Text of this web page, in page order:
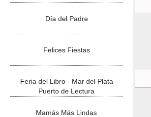
Día del Padre
Felices Fiestas
Feria del Libro - Mar del Plata
Puerto de Lectura
Mamás Más Lindas